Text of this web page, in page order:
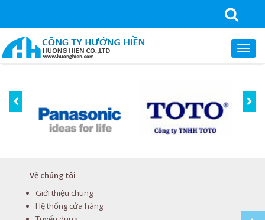
Về chúng tôi
Giới thiệu chung
Hệ thống cửa hàng